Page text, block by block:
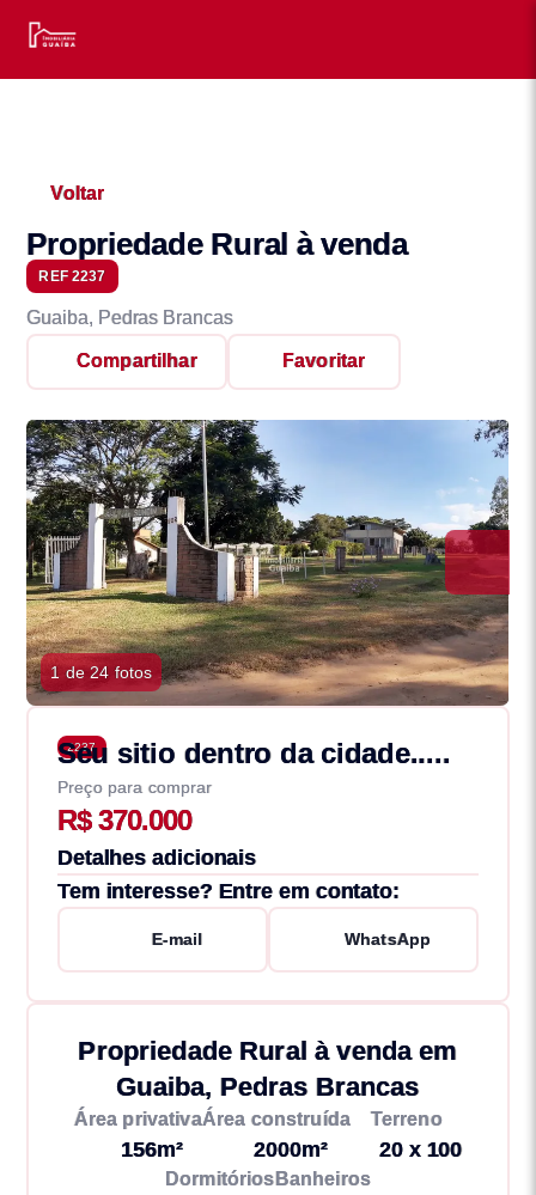
Voltar
Propriedade Rural à venda
REF 2237
Guaiba, Pedras Brancas
Compartilhar Favoritar
1 de 24 fotos
2237
Seu sitio dentro da cidade.....
Preço para comprar
R$ 370.000
Detalhes adicionais
Tem interesse? Entre em contato:
E-mail WhatsApp
Propriedade Rural à venda em
Guaiba, Pedras Brancas
Área privativa
156m²
Área construída
2000m²
Terreno
20 x 100
Dormitórios Banheiros